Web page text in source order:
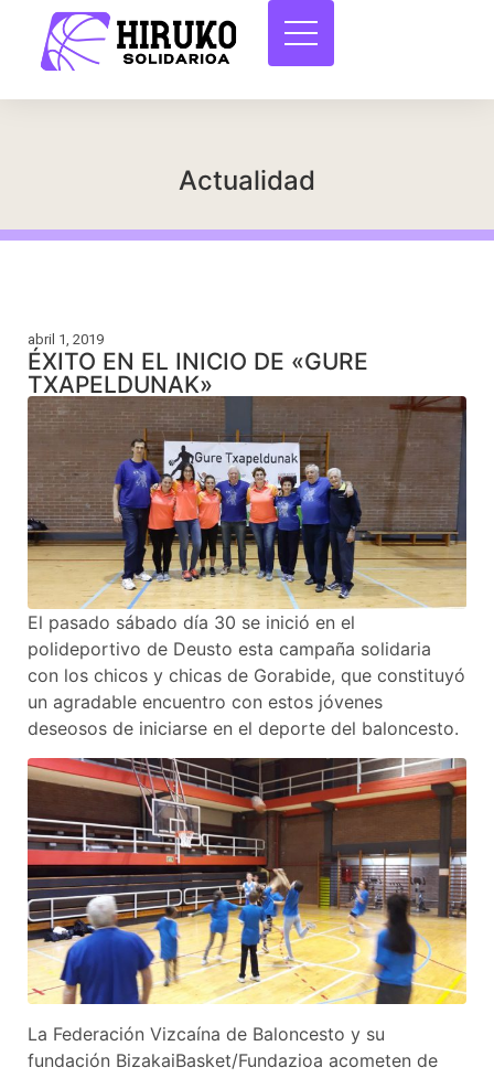
Actualidad
abril 1, 2019
ÉXITO EN EL INICIO DE «GURE
TXAPELDUNAK»
El pasado sábado día 30 se inició en el
polideportivo de Deusto esta campaña solidaria
con los chicos y chicas de Gorabide, que constituyó
un agradable encuentro con estos jóvenes
deseosos de iniciarse en el deporte del baloncesto.
La Federación Vizcaína de Baloncesto y su
fundación BizakaiBasket/Fundazioa acometen de